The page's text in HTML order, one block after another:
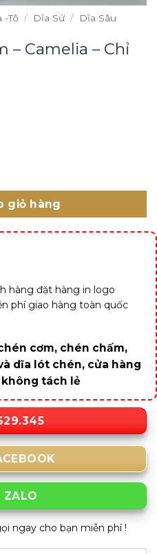
-Tô / Dĩa Sứ /
Dĩa Sâu
– Camelia – Chỉ
- Chỉ Xanh Dương số lượng
giỏ hàng
hàng đặt hàng in logo
phí giao hàng toàn quốc
cơm, chén chấm,
dĩa lót chén, cửa hàng
không tách lẻ
ZALO
ngay cho bạn miễn phí !